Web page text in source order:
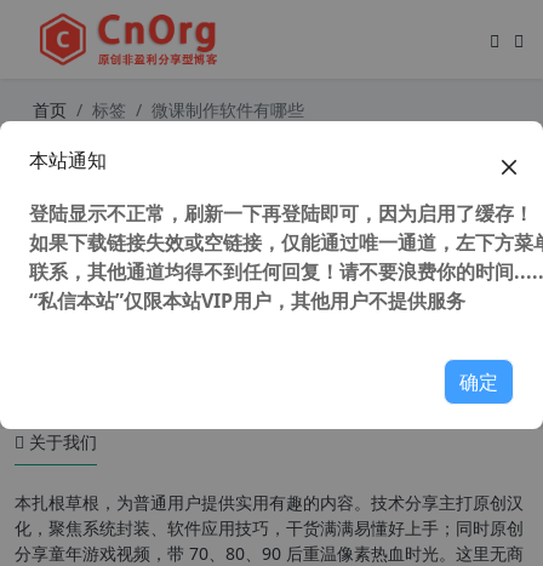
首页 标签 微课制作软件有哪些
课制作工具 PPT转SWF软件
关于我们
本扎根草根，为普通用户提供实用有趣的内容。技术分享主打原创汉
化，聚焦系统封装、软件应用技巧，干货满满易懂好上手；同时原创
分享童年游戏视频，带 70、80、90 后重温像素热血时光。这里无商
本站通知
登陆显示不正常，刷新一下再登陆即可，因为启用了缓存！
如果下载链接失效或空链接，仅能通过唯一通道，左下方菜
联系，其他通道均得不到任何回复！请不要浪费你的时间
“私信本站”仅限本站VIP用户，其他用户不提供服务
确定